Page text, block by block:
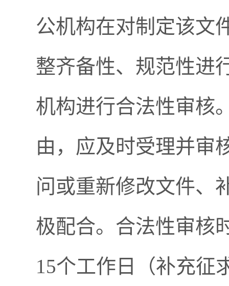
公机构在对制定该文
整齐备性、规范性进
机构进行合法性审核
由，应及时受理并审
问或重新修改文件、
极配合。合法性审核
15个工作日（补充征